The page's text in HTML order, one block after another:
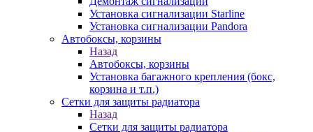
Установка сигнализации Starline
Установка сигнализации Pandora
Автобоксы, корзины
Назад
Автобоксы, корзины
Установка багажного крепления (бокс,
корзина и т.п.)
Сетки для защиты радиатора
Назад
Сетки для защиты радиатора